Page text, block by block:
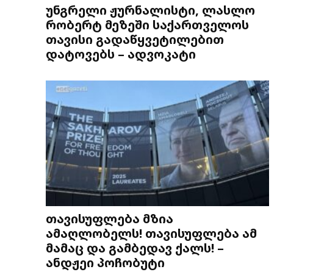
უნგრელი ჟურნალისტი, ლასლო
რობერტ მეზეში საქართველოს
თავისი გადაწყვეტილებით
დატოვებს – ადვოკატი
თავისუფლება მზია
ამაღლობელს! თავისუფლება ამ
მამაც და გამბედავ ქალს! –
ანდჟეი პოჩობუტი